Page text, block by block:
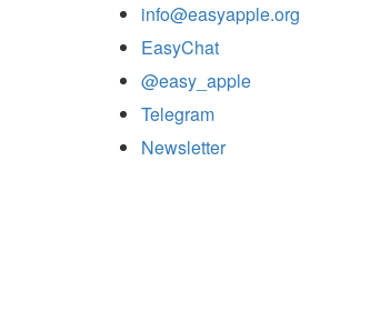
info@easyapple.org
EasyChat
@easy_apple
Telegram
Newsletter